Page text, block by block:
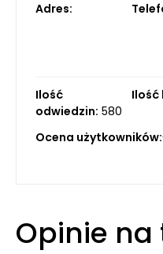
Adres:
Ilość
odwiedzin: 580
Ilość
Ocena użytkowników:
Opinie